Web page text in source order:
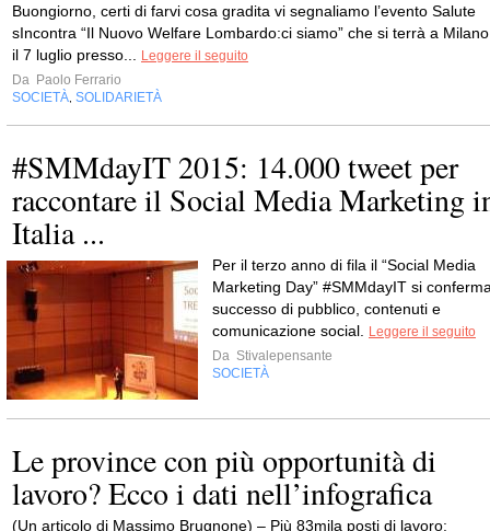
Buongiorno, certi di farvi cosa gradita vi segnaliamo l’evento Salute
sIncontra “Il Nuovo Welfare Lombardo:ci siamo” che si terrà a Milano
il 7 luglio presso...
Leggere il seguito
Da Paolo Ferrario
SOCIETÀ SOLIDARIETÀ
#SMMdayIT 2015: 14.000 tweet per
raccontare il Social Media Marketing
Italia ...
Per il terzo anno di fila il “Social Media
Marketing Day” #SMMdayIT si
successo di pubblico, contenuti e
comunicazione social.
Leggere il seguito
Da Stivalepensante
SOCIETÀ
Le province con più opportunità di
lavoro? Ecco i dati nell’infografica
(Un articolo di Massimo Brugnone) – Più 83mila posti di lavoro: